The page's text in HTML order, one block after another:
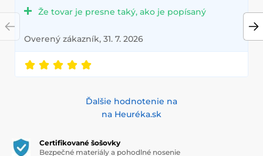
Že tovar je presne taký, ako je popísaný
Overený zákazník, 31. 7. 2026
Ďalšie hodnotenie na
na Heuréka.sk
Certifikované šošovky
Bezpečné materiály a pohodlné nosenie